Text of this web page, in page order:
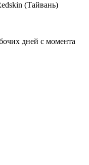
(Тайвань)
дней с момента